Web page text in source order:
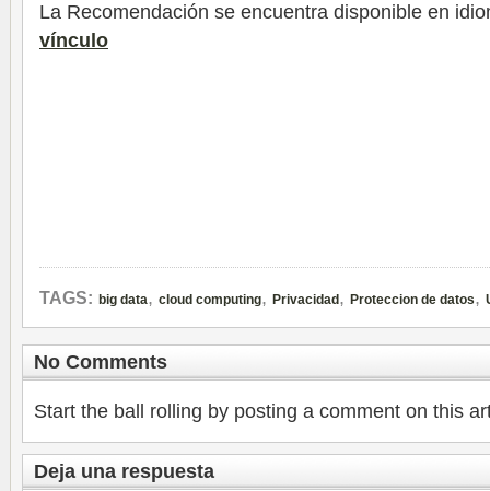
La Recomendación se encuentra disponible en
vínculo
TAGS: big data, cloud computing, Privacidad , Proteccion de datos,
No Comments
Start the ball rolling by posting a comment on this
Deja una respuesta